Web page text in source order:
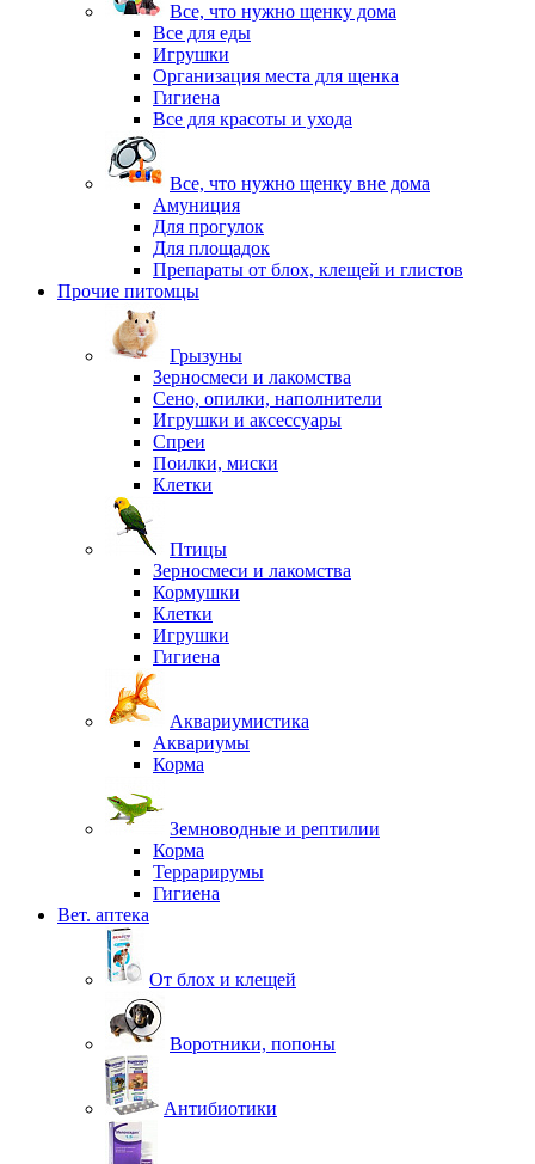
Все, что нужно щенку дома
Все для еды
Игрушки
Организация места для щенка
Гигиена
Все для красоты и ухода
Все, что нужно щенку вне дома
Амуниция
Для прогулок
Для площадок
Препараты от блох, клещей и глистов
Прочие питомцы
Грызуны
Зерносмеси и лакомства
Сено, опилки, наполнители
Игрушки и аксессуары
Спреи
Поилки, миски
Клетки
Птицы
Зерносмеси и лакомства
Кормушки
Клетки
Игрушки
Гигиена
Аквариумистика
Аквариумы
Корма
Земноводные и рептилии
Корма
Террарирумы
Гигиена
Вет. аптека
От блох и клещей
Воротники, попоны
Антибиотики